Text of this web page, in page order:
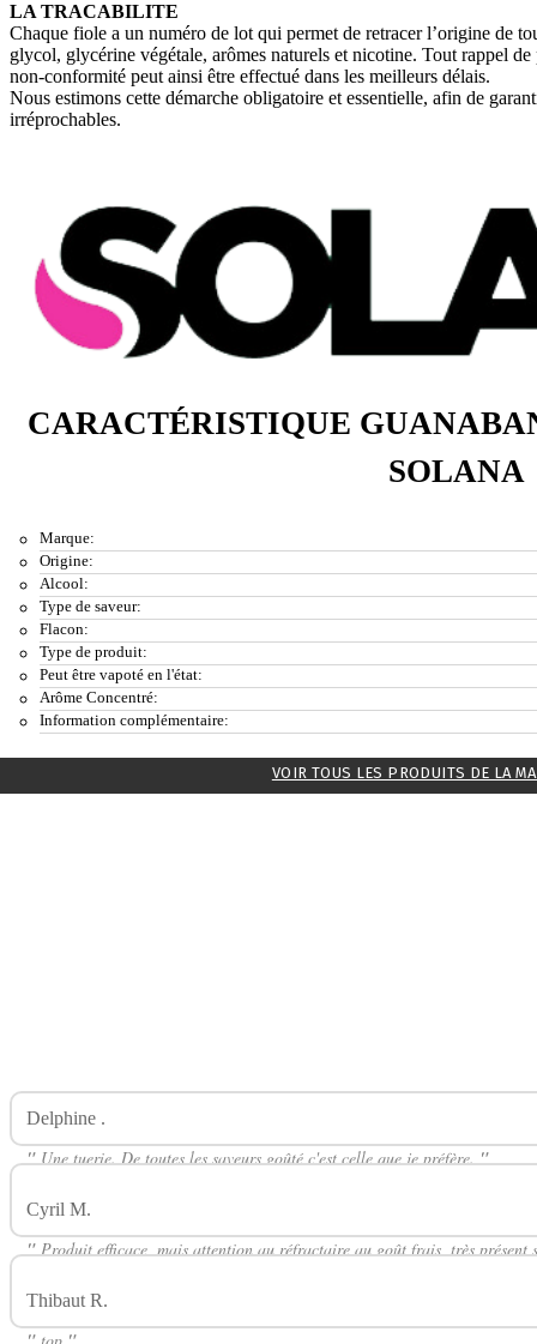
LA TRACABILITE
Chaque fiole a un numéro de lot qui permet de retracer l’origine de
glycol, glycérine végétale, arômes naturels et nicotine. Tout rappel
non-conformité peut ainsi être effectué dans les meilleurs délais.
Nous estimons cette démarche obligatoire et essentielle, afin de
irréprochables.
CARACTÉRISTIQUE
SOLANA
Marque:
Origine:
Alcool:
Type de saveur:
Flacon:
Type de produit:
Peut être vapoté en l'état:
Arôme Concentré:
Information complémentaire:
VOIR TOUS LES PRODUITS DE LA
Delphine .
"Une tuerie. De toutes les saveurs goûté c'est celle que je préfère."
Cyril M.
"Produit efficace, mais attention au réfractaire au goût frais, très présent
Thibaut R.